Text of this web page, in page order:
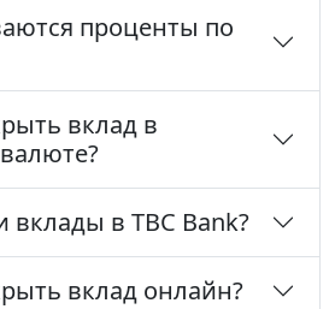
проценты по
вклад в
вклады в TBC Bank?
вклад онлайн?